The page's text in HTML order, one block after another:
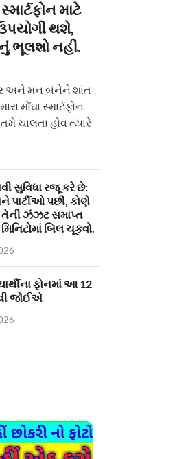
માટે
થશે,
ભૂલશો નહીં.
અને મન બંનેને શાંત
મોંઘા સ્માર્ટફોન
ચાલતા હોવ ત્યારે
સુવિધા રજૂ કરે છે:
પાર્ટીઓ પછી, કોણે
ઝંઝટ સમાપ્ત
બિલ ચૂકવો.
ફોનમાં આ 12
જોઈએ